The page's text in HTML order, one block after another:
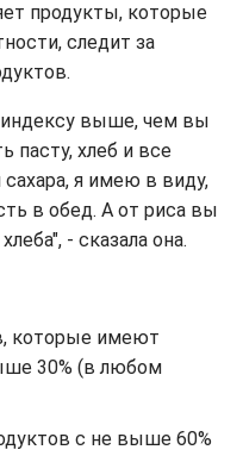
продукты, которые
следит за
индексу выше, чем вы
пасту, хлеб и все
сахара, я имею в виду,
в обед. А от риса вы
- сказала она.
которые имеют
30% (в любом
с не выше 60%